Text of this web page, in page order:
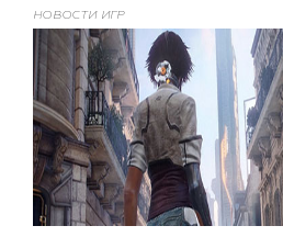
НОВОСТИ ИГР